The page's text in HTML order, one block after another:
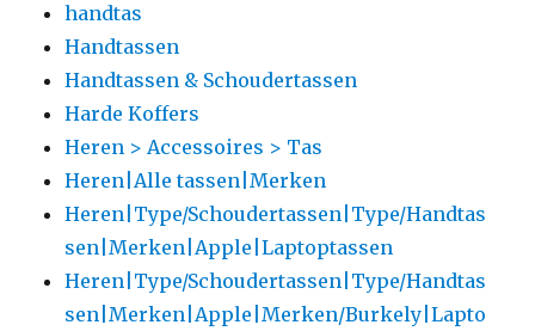
handtas
Handtassen
Handtassen & Schoudertassen
Harde Koffers
Heren > Accessoires > Tas
Heren|Alle tassen|Merken
Heren|Type/Schoudertassen|Type/Handtas
sen|Merken|Apple|Laptoptassen
Heren|Type/Schoudertassen|Type/Handtas
sen|Merken|Apple|Merken/Burkely|Lapto